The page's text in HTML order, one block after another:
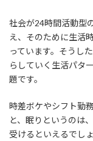
社会が24時間活動型
え、そのために生活
っています。そうし
らしていく生活パタ
題です。
時差ボケやシフト勤
と、眠りというのは
受けるといえるでしょ